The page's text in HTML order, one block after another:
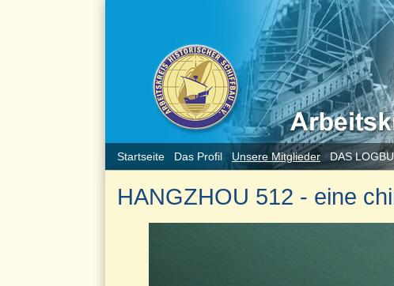
Startseite Das Profil Unsere Mitglieder DAS
HANGZHOU 512 - eine